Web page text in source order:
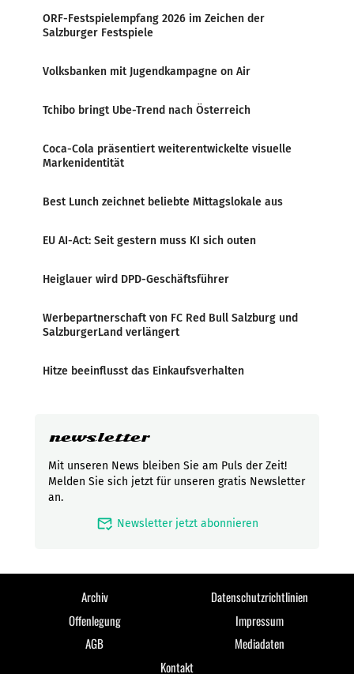
ORF-Festspielempfang 2026 im Zeichen der
Salzburger Festspiele
Volksbanken mit Jugendkampagne on Air
Tchibo bringt Ube-Trend nach Österreich
Coca-Cola präsentiert weiterentwickelte visuelle
Markenidentität
Best Lunch zeichnet beliebte Mittagslokale aus
EU AI-Act: Seit gestern muss KI sich outen
Heiglauer wird DPD-Geschäftsführer
Werbepartnerschaft von FC Red Bull Salzburg und
SalzburgerLand verlängert
Hitze beeinflusst das Einkaufsverhalten
newsletter
Mit unseren News bleiben Sie am Puls der Zeit!
Melden Sie sich jetzt für unseren gratis Newsletter
an.
mark_email_read Newsletter jetzt abonnieren
Archiv
Datenschutzrichtlinien
Offenlegung
Impressum
AGB
Mediadaten
Kontakt